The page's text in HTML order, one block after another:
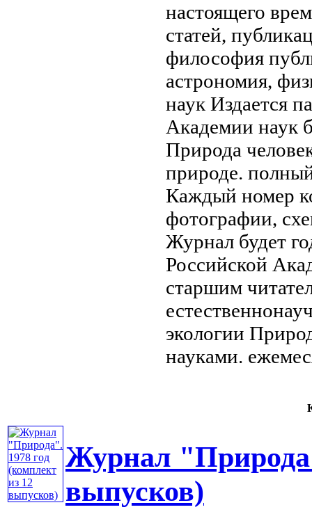
настоящего
статей,
философия
астрономия,
наук Издается
Академии наук
Природа
природе.
Каждый номер
фотографии,
Журнал будет
Российской
старшим
экологии
науками.
Журнал
выпусков)